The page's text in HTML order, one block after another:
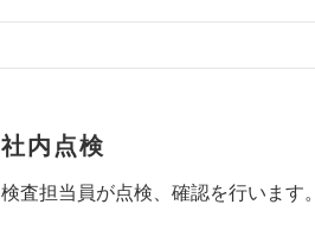
社内点検
検査担当員が点検、確認を行います。